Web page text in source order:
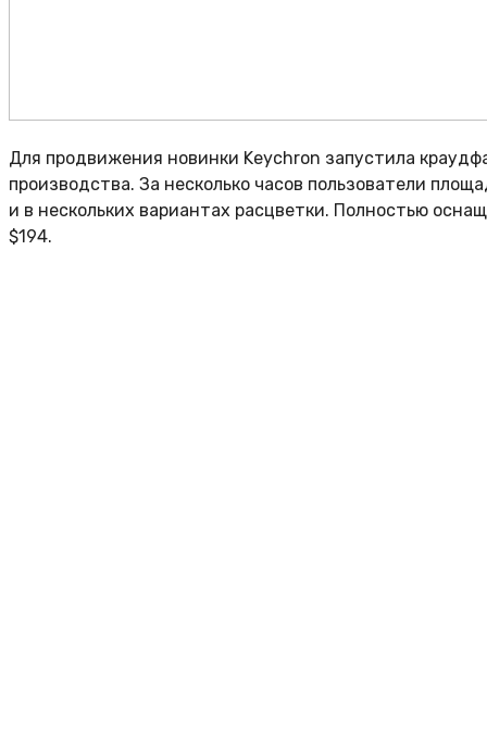
Для продвижения новинки Keychron запустила
производства. За несколько часов пользователи
и в нескольких вариантах расцветки. Полностью
$194.